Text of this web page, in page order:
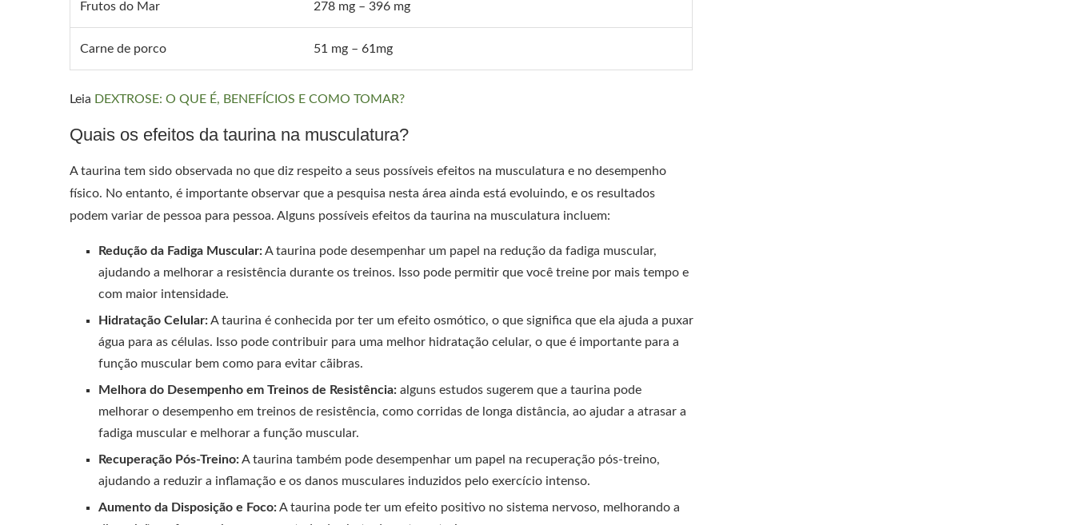
Frutos do Mar 278 mg – 396 mg
Carne de porco 51 mg – 61mg
Leia DEXTROSE: O QUE É, BENEFÍCIOS E COMO TOMAR?
Quais os efeitos da taurina na musculatura?
A taurina tem sido observada no que diz respeito a seus possíveis efeitos na musculatura e no desempenho
físico. No entanto, é importante observar que a pesquisa nesta área ainda está evoluindo, e os resultados
podem variar de pessoa para pessoa. Alguns possíveis efeitos da taurina na musculatura incluem:
Redução da Fadiga Muscular:A taurina pode desempenhar um papel na redução da fadiga muscular,
ajudando a melhorar a resistência durante os treinos. Isso pode permitir que você treine por mais tempo e
com maior intensidade.
Hidratação Celular:A taurina é conhecida por ter um efeito osmótico, o que significa que ela ajuda a puxar
água para as células. Isso pode contribuir para uma melhor hidratação celular, o que é importante para a
função muscular bem como para evitar cãibras.
Melhora do Desempenho em Treinos de Resistência: alguns estudos sugerem que a taurina pode
melhorar o desempenho em treinos de resistência, como corridas de longa distância, ao ajudar a atrasar a
fadiga muscular e melhorar a função muscular.
Recuperação Pós-Treino:A taurina também pode desempenhar um papel na recuperação pós-treino,
ajudando a reduzir a inflamação e os danos musculares induzidos pelo exercício intenso.
Aumento da Disposição e Foco:A taurina pode ter um efeito positivo no sistema nervoso, melhorando a